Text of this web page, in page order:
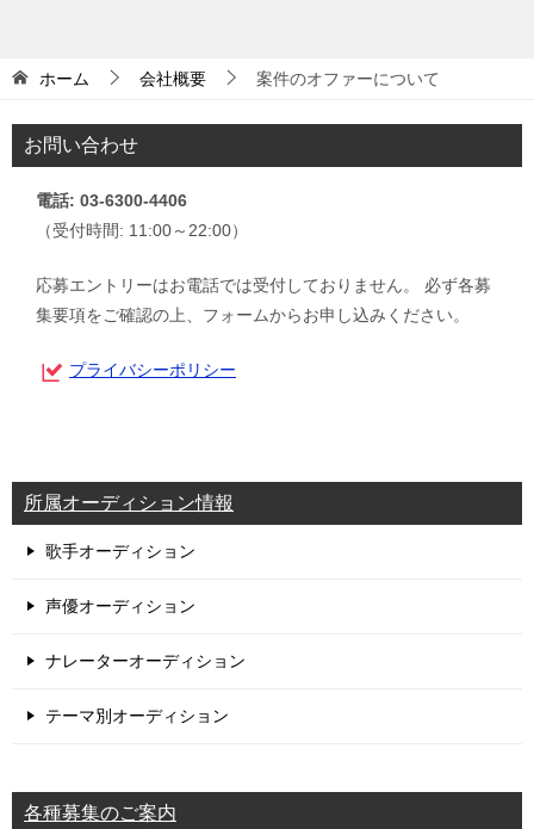
ホーム 会社概要 案件のオファーについて
お問い合わせ
電話: 03-6300-4406
（受付時間: 11:00～22:00）
応募エントリーはお電話では受付しておりません。 必ず各募
集要項をご確認の上、フォームからお申し込みください。
プライバシーポリシー
所属オーディション情報
歌手オーディション
声優オーディション
ナレーターオーディション
テーマ別オーディション
各種募集のご案内